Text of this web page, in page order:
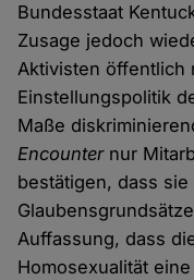
Bundesstaat
Zusage jedoch
Aktivisten öffentlich
Einstellungspolitik
Maße
Encounternur
bestätigen, dass
Auffassung, dass
Homosexualität